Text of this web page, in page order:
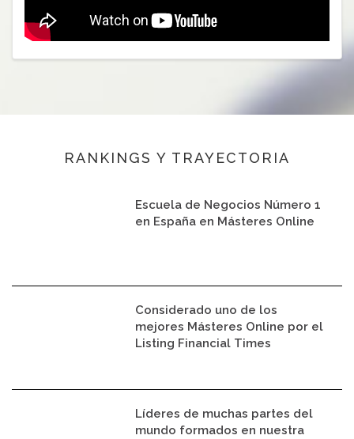
RANKINGS Y TRAYECTORIA
Escuela de Negocios Número 1
en España en Másteres Online
Considerado uno de los
mejores Másteres Online por el
Listing Financial Times
Líderes de muchas partes del
mundo formados en nuestra